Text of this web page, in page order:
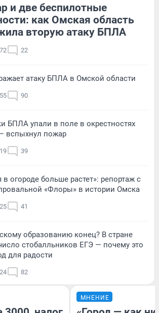
и две беспилотные
как Омская область
вторую атаку БПЛА
22
атаку БПЛА в Омской области
90
БПЛА упали в поле в окрестностях
вспыхнул пожар
39
в огороде больше растет»: репортаж с
«Флоры» в истории Омска
41
образованию конец? В стране
стобалльников ЕГЭ — почему это
для радости
82
МНЕНИЕ